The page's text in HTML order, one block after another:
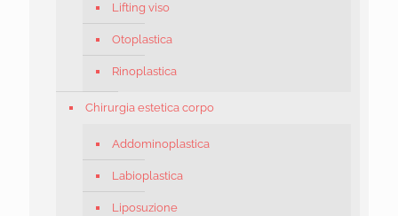
Lifting viso
Otoplastica
Rinoplastica
Chirurgia estetica corpo
Addominoplastica
Labioplastica
Liposuzione